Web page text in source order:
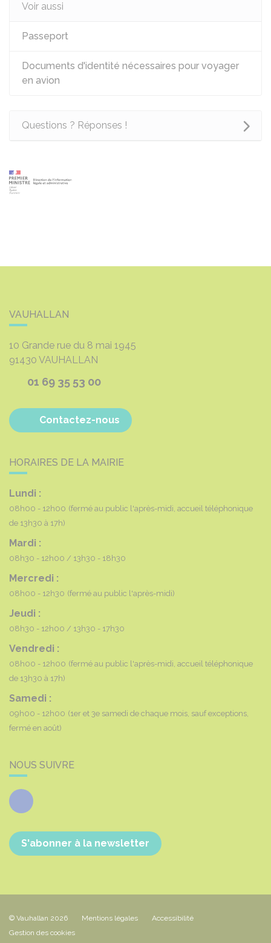
Voir aussi
Passeport
Documents d'identité nécessaires pour voyager
en avion
Questions ? Réponses !
VAUHALLAN
10 Grande rue du 8 mai 1945
91430 VAUHALLAN
01 69 35 53 00
Contactez-nous
HORAIRES DE LA MAIRIE
Lundi :
08h00 - 12h00 (fermé au public l'après-midi, accueil téléphonique
de 13h30 à 17h)
Mardi :
08h30 - 12h00 13h30 - 18h30
Mercredi :
08h00 - 12h30 (fermé au public l'après-midi)
Jeudi :
08h30 - 12h00 13h30 - 17h30
Vendredi :
08h00 - 12h00 (fermé au public l'après-midi, accueil téléphonique
de 13h30 à 17h)
Samedi :
09h00 - 12h00 (1er et 3e samedi de chaque mois, sauf exceptions,
fermé en août)
NOUS SUIVRE
Facebook
S'abonner à la newsletter
© Vauhallan 2026 Mentions légales
Accessibilité
Gestion des cookies